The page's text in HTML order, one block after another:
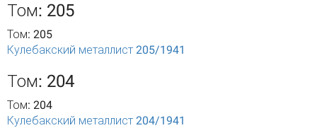
Том: 205
Том: 205
Кулебакский металлист 205/1941
Том: 204
Том: 204
Кулебакский металлист 204/1941